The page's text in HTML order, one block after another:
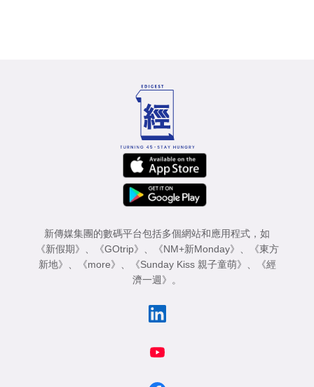
新傳媒集團的數碼平台包括多個網站和應用程式，如
《新假期》
《GOtrip》 《NM+新Monday》
《東方
新地》
《more》 《Sunday Kiss 親子童萌》
《經
濟一週》
。